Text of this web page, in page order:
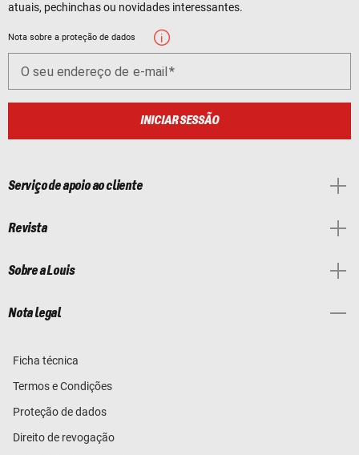
atuais, pechinchas ou novidades interessantes.
Nota sobre a proteção de dados
O seu endereço de e-mail
INICIAR SESSÃO
Serviço de apoio ao cliente
Revista
Sobre a Louis
Nota legal
Ficha técnica
Termos e Condições
Proteção de dados
Direito de revogação